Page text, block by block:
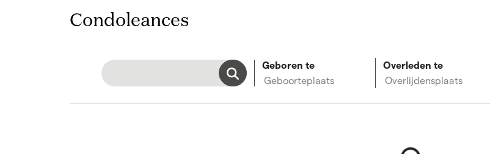
Condoleances
Geboren te
Geboorteplaats
Overleden te
Overlijdensplaats